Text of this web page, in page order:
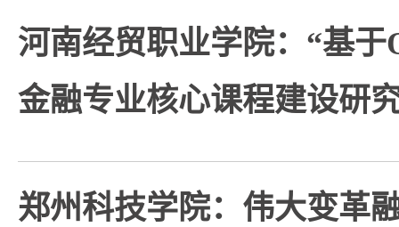
河南经贸职业学院：“基于
金融专业核心课程建设研
郑州科技学院：伟大变革